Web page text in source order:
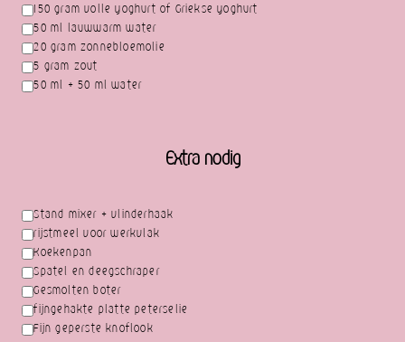
150 gram volle yoghurt of Griekse yoghurt
50 ml lauwwarm water
20 gram zonnebloemolie
5 gram zout
50 ml + 50 ml water
Extra nodig
Stand mixer + vlinderhaak
rijstmeel voor werkvlak
Koekenpan
Spatel en deegschraper
Gesmolten boter
fijngehakte platte peterselie
Fijn geperste knoflook